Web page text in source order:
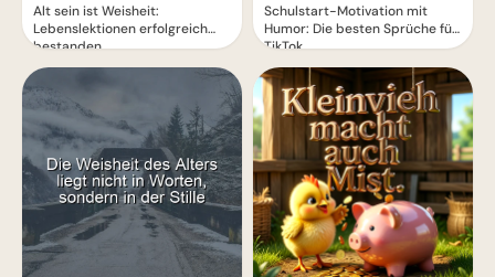
Alt sein ist Weisheit:
Lebenslektionen erfolgreich
bestanden
Schulstart-Motivation mit
Humor: Die besten Sprüche für
TikTok